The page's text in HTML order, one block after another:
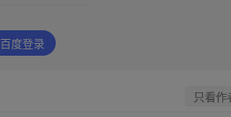
百度登录
只看作